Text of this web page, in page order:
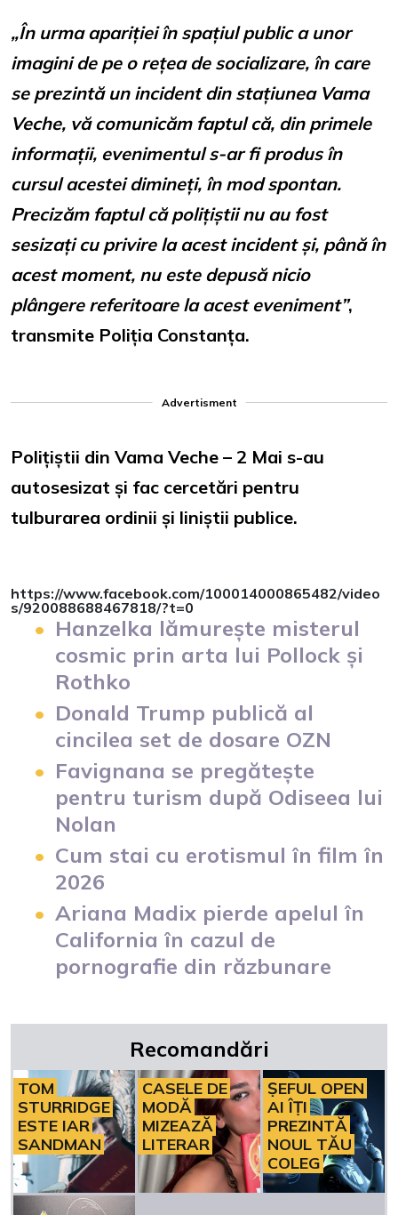
„În urma apariției în spațiul public a unor
imagini de pe o rețea de socializare, în care
se prezintă un incident din stațiunea Vama
Veche, vă comunicăm faptul că, din primele
informații, evenimentul s-ar fi produs în
cursul acestei dimineți, în mod spontan.
Precizăm faptul că polițiștii nu au fost
sesizați cu privire la acest incident și, până în
acest moment, nu este depusă nicio
plângere referitoare la acest eveniment”,
transmite Poliția Constanța.
Advertisment
Polițiștii din Vama Veche – 2 Mai s-au
autosesizat și fac cercetări pentru
tulburarea ordinii și liniștii publice.
https://www.facebook.com/100014000865482/video
s/920088688467818/?t=0
Hanzelka lămurește misterul
cosmic prin arta lui Pollock și
Rothko
Donald Trump publică al
cincilea set de dosare OZN
Favignana se pregătește
pentru turism după Odiseea lui
Nolan
Cum stai cu erotismul în film în
2026
Ariana Madix pierde apelul în
California în cazul de
pornografie din răzbunare
Recomandări
TOM
STURRIDGE
ESTE IAR
SANDMAN
CASELE DE
MODĂ
MIZEAZĂ
LITERAR
ȘEFUL OPEN
AI ÎȚI
PREZINTĂ
NOUL TĂU
COLEG